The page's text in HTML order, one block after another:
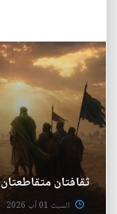
ثقافتان متقاطعتان
السبت 01 آب 2026